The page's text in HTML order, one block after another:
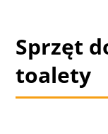
Sprzęt
toalety